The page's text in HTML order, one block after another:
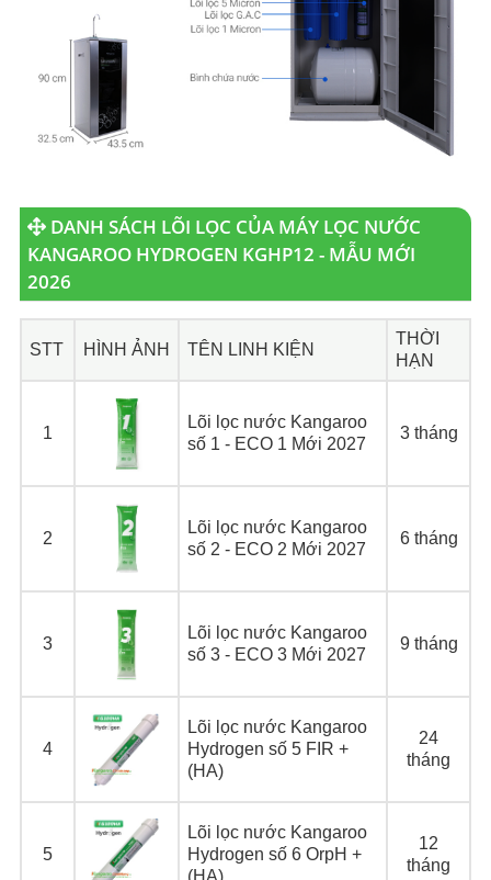
DANH SÁCH LÕI LỌC CỦA MÁY LỌC NƯỚC
KANGAROO HYDROGEN KGHP12 - MẪU MỚI
2026
STT HÌNH ẢNH TÊN LINH KIỆN
THỜI
HẠN
1
Lõi lọc nước Kangaroo
số 1 - ECO 1 Mới 2027
3 tháng
2
Lõi lọc nước Kangaroo
số 2 - ECO 2 Mới 2027
6 tháng
3
Lõi lọc nước Kangaroo
số 3 - ECO 3 Mới 2027
9 tháng
4
Lõi lọc nước Kangaroo
Hydrogen số 5 FIR +
(HA)
24
tháng
5
Lõi lọc nước Kangaroo
Hydrogen số 6 OrpH +
12
tháng